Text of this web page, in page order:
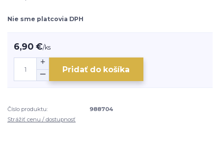
Nie sme platcovia DPH
6,90 €/ks
Pridať do košíka
Číslo produktu:
988704
Strážiť cenu / dostupnosť